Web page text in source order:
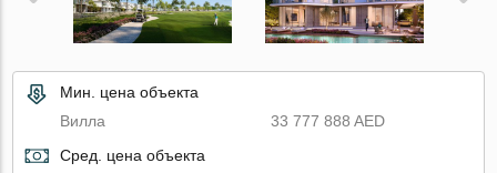
Мин. цена объекта
Вилла
33 777 888 AED
Сред. цена объекта